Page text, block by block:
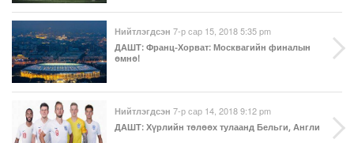
Нийтлэгдсэн 7-р сар 15, 2018 5:35 pm
ДАШТ: Франц-Хорват: Москвагийн финалын
өмнө!
Нийтлэгдсэн 7-р сар 14, 2018 9:12 pm
ДАШТ: Хүрлийн төлөөх тулаанд Бельги, Англи